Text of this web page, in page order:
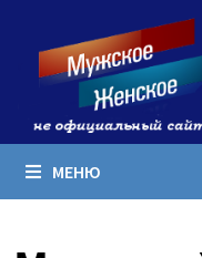
содержимому
МЕНЮ